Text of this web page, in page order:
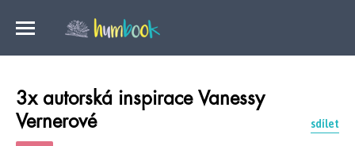
3x autorská inspirace Vanessy
Vernerové
sdílet